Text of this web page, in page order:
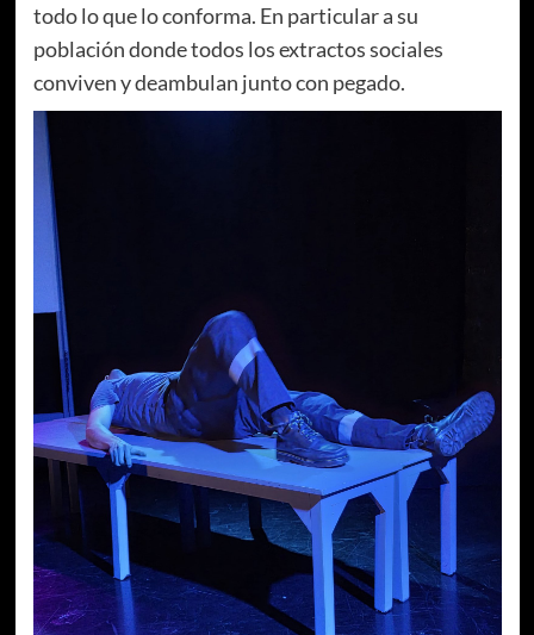
todo lo que lo conforma. En particular a su
población donde todos los extractos sociales
conviven y deambulan junto con pegado.